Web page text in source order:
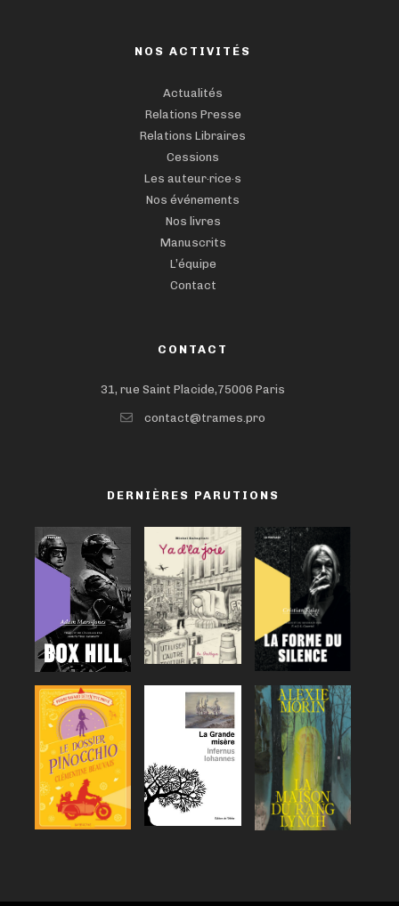
NOS ACTIVITÉS
Actualités
Relations Presse
Relations Libraires
Cessions
Les auteur·rice·s
Nos événements
Nos livres
Manuscrits
L’équipe
Contact
CONTACT
31, rue Saint Placide,75006 Paris
contact@trames.pro
DERNIÈRES PARUTIONS